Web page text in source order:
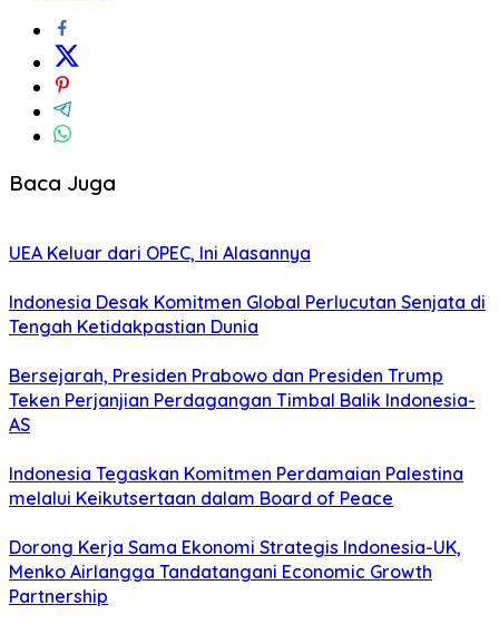
Baca Juga
UEA Keluar dari OPEC, Ini Alasannya
Indonesia Desak Komitmen Global Perlucutan Senjata di
Tengah Ketidakpastian Dunia
Bersejarah, Presiden Prabowo dan Presiden Trump
Teken Perjanjian Perdagangan Timbal Balik Indonesia-
AS
Indonesia Tegaskan Komitmen Perdamaian Palestina
melalui Keikutsertaan dalam Board of Peace
Dorong Kerja Sama Ekonomi Strategis Indonesia-UK,
Menko Airlangga Tandatangani Economic Growth
Partnership